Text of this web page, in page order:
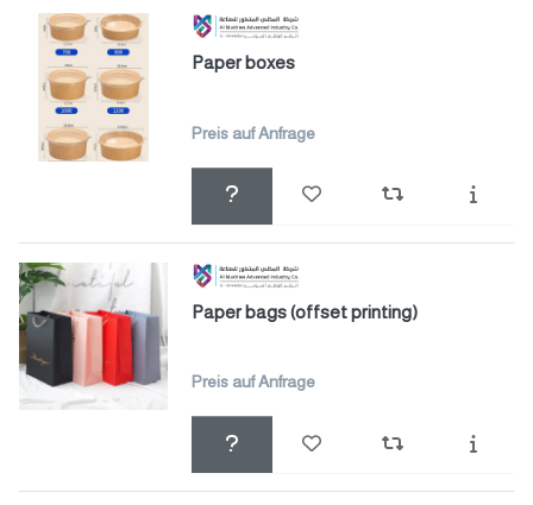
Paper boxes
Preis auf Anfrage
Paper bags (offset printing)
Preis auf Anfrage